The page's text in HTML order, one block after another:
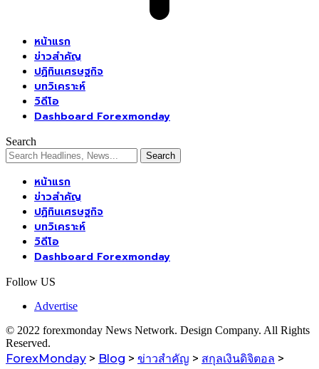
หน้าแรก
ข่าวสำคัญ
ปฏิทินเศรษฐกิจ
บทวิเคราะห์
วิดีโอ
Dashboard Forexmonday
Search
หน้าแรก
ข่าวสำคัญ
ปฏิทินเศรษฐกิจ
บทวิเคราะห์
วิดีโอ
Dashboard Forexmonday
Follow US
Advertise
© 2022 forexmonday News Network. Design Company. All Rights
Reserved.
ForexMonday > Blog > ข่าวสำคัญ > สกุลเงินดิจิตอล >